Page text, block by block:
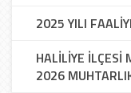
2025 YILI
HALİLİYE
2026